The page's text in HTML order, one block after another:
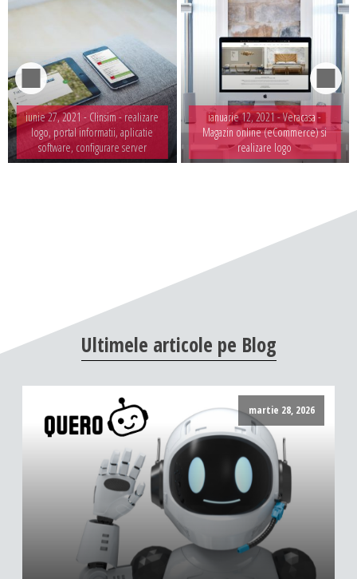
iunie 27, 2021 - Clinsim - realizare
logo, portal informatii, aplicatie
software, configurare server
ianuarie 12, 2021 -Veracasa -
Magazin online (eCommerce) si
realizare logo
Ultimele articole pe Blog
martie 28, 2026